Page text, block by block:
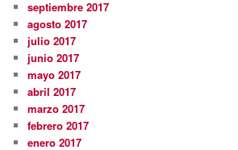
septiembre 2017
agosto 2017
julio 2017
junio 2017
mayo 2017
abril 2017
marzo 2017
febrero 2017
enero 2017